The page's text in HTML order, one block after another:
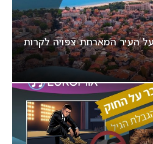
ההכרזה על העיר המארחת צפויה לקרות